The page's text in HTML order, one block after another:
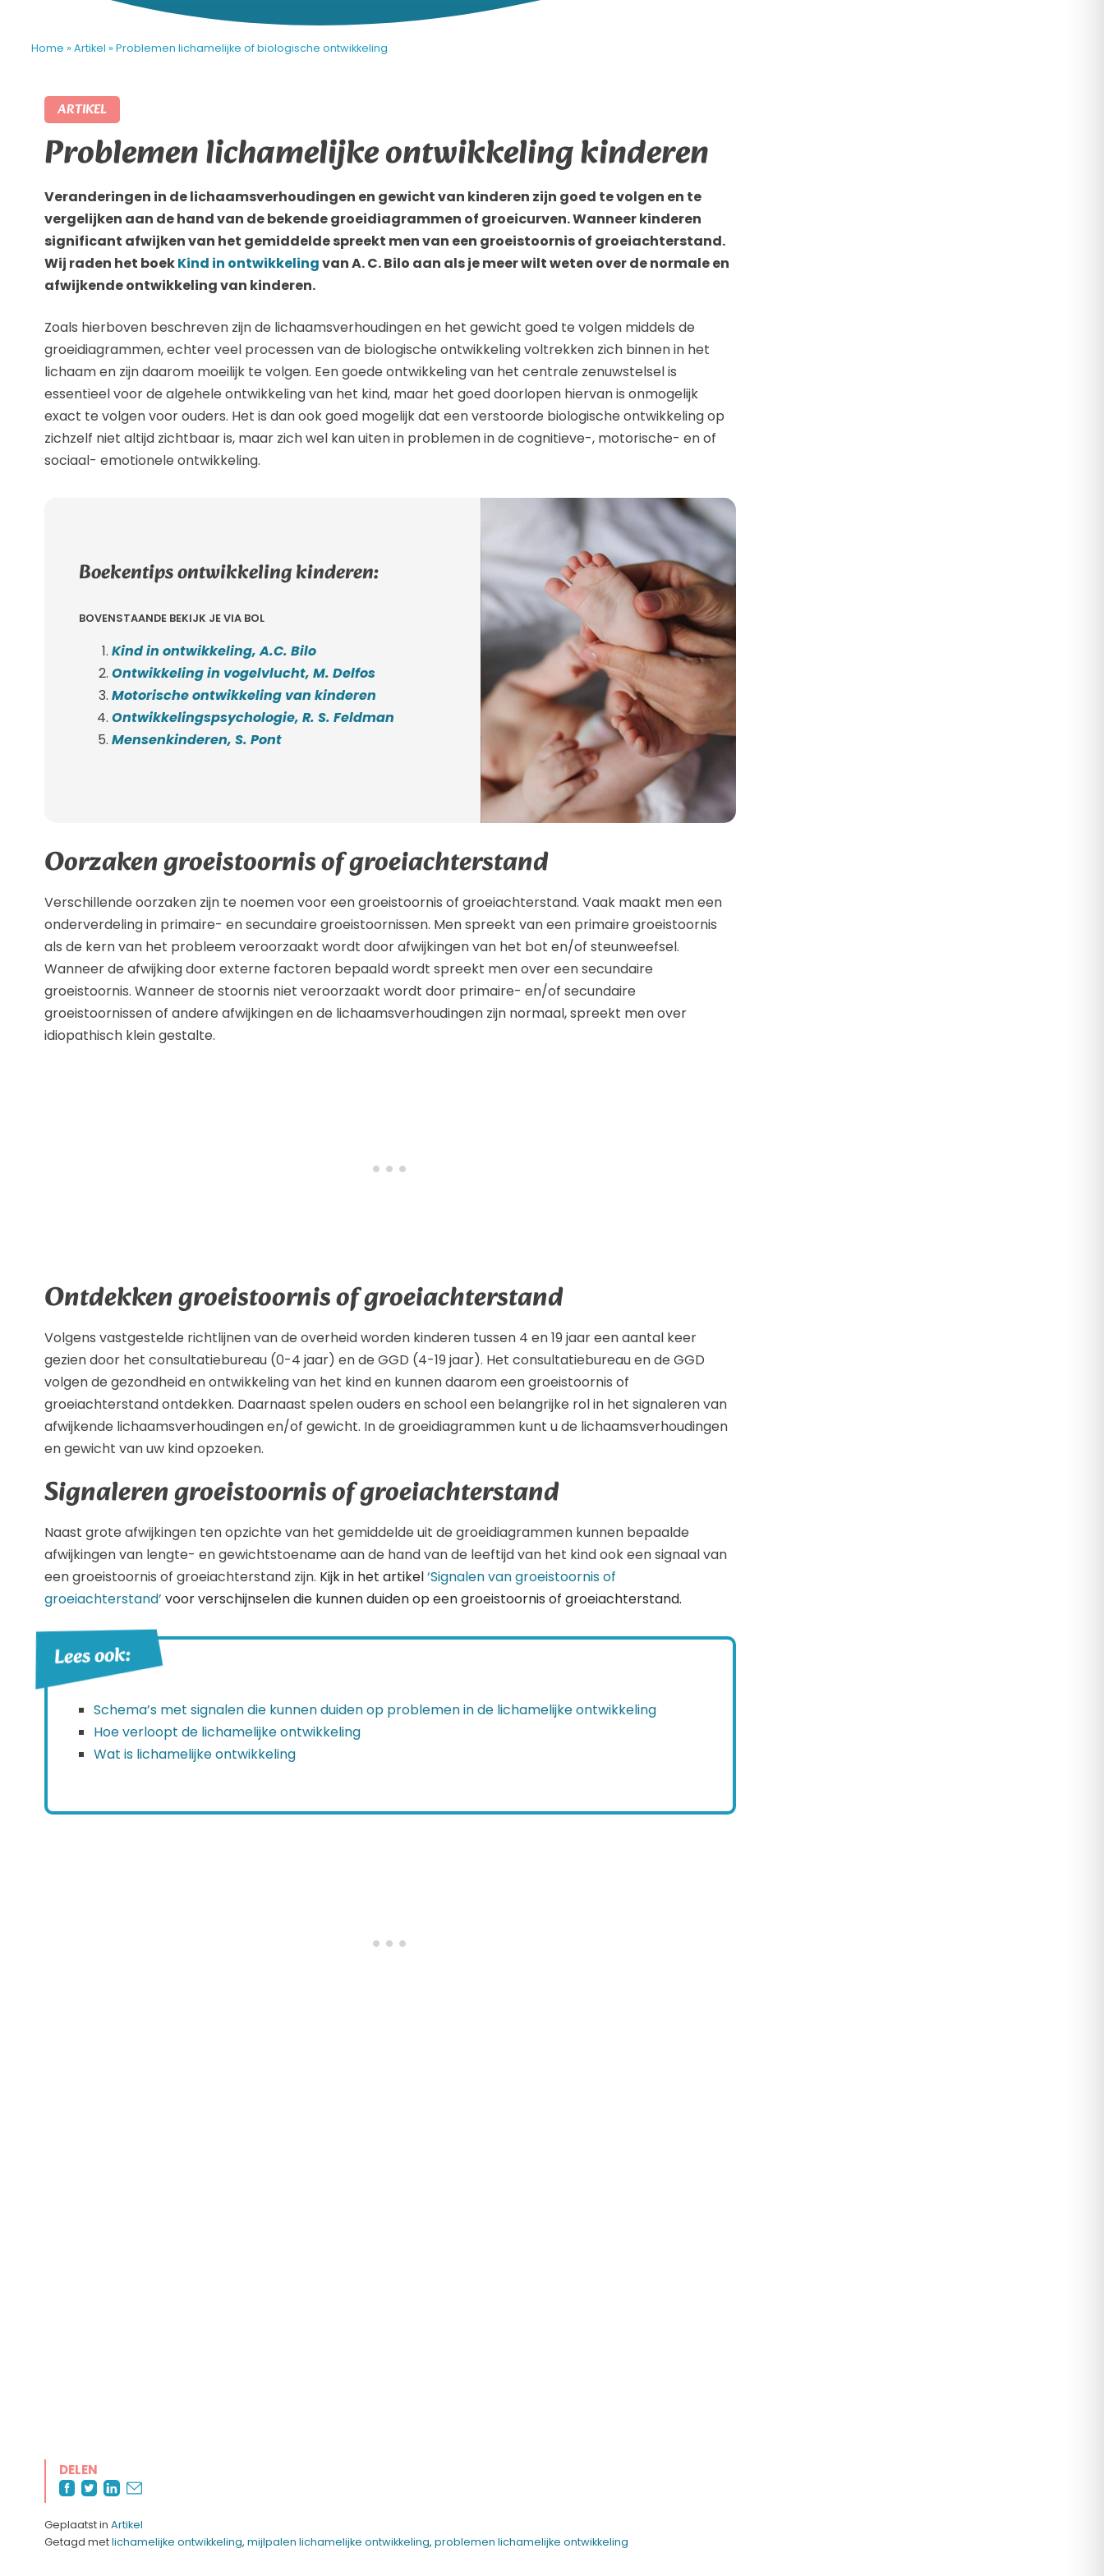
Home » Artikel » Problemen lichamelijke of biologische ontwikkeling
ARTIKEL
Problemen lichamelijke ontwikkeling kinderen
Veranderingen in de lichaamsverhoudingen en gewicht van kinderen zijn goed te volgen en te
vergelijken aan de hand van de bekende groeidiagrammen of groeicurven. Wanneer kinderen
significant afwijken van het gemiddelde spreekt men van een groeistoornis of groeiachterstand.
Wij raden het boekKind in ontwikkelingvan A. C. Bilo aan als je meer wilt weten over de normale en
afwijkende ontwikkeling van kinderen.
Zoals hierboven beschreven zijn de lichaamsverhoudingen en het gewicht goed te volgen middels de
groeidiagrammen, echter veel processen van de biologische ontwikkeling voltrekken zich binnen in het
lichaam en zijn daarom moeilijk te volgen. Een goede ontwikkeling van het centrale zenuwstelsel is
essentieel voor de algehele ontwikkeling van het kind, maar het goed doorlopen hiervan is onmogelijk
exact te volgen voor ouders. Het is dan ook goed mogelijk dat een verstoorde biologische ontwikkeling op
zichzelf niet altijd zichtbaar is, maar zich wel kan uiten in problemen in de cognitieve-, motorische- en of
sociaal- emotionele ontwikkeling.
Boekentips ontwikkeling kinderen:
BOVENSTAANDE BEKIJK JE VIA BOL
Kind in ontwikkeling, A.C. Bilo
Ontwikkeling in vogelvlucht, M. Delfos
Motorische ontwikkeling van kinderen
Ontwikkelingspsychologie, R. S. Feldman
Mensenkinderen, S. Pont
Oorzaken groeistoornis of groeiachterstand
Verschillende oorzaken zijn te noemen voor een groeistoornis of groeiachterstand. Vaak maakt men een
onderverdeling in primaire- en secundaire groeistoornissen. Men spreekt van een primaire groeistoornis
als de kern van het probleem veroorzaakt wordt door afwijkingen van het bot en/of steunweefsel.
Wanneer de afwijking door externe factoren bepaald wordt spreekt men over een secundaire
groeistoornis. Wanneer de stoornis niet veroorzaakt wordt door primaire- en/of secundaire
groeistoornissen of andere afwijkingen en de lichaamsverhoudingen zijn normaal, spreekt men over
idiopathisch klein gestalte.
Ontdekken groeistoornis of groeiachterstand
Volgens vastgestelde richtlijnen van de overheid worden kinderen tussen 4 en 19 jaar een aantal keer
gezien door het consultatiebureau (0-4 jaar) en de GGD (4-19 jaar). Het consultatiebureau en de GGD
volgen de gezondheid en ontwikkeling van het kind en kunnen daarom een groeistoornis of
groeiachterstand ontdekken. Daarnaast spelen ouders en school een belangrijke rol in het signaleren van
afwijkende lichaamsverhoudingen en/of gewicht. In de groeidiagrammen kunt u de lichaamsverhoudingen
en gewicht van uw kind opzoeken.
Signaleren groeistoornis of groeiachterstand
Naast grote afwijkingen ten opzichte van het gemiddelde uit de groeidiagrammen kunnen bepaalde
afwijkingen van lengte- en gewichtstoename aan de hand van de leeftijd van het kind ook een signaal van
een groeistoornis of groeiachterstand zijn. Kijk in het artikel‘Signalen van groeistoornis of
groeiachterstand’ voor verschijnselen die kunnen duiden op een groeistoornis of groeiachterstand.
Lees ook:
Schema’s met signalen die kunnen duiden op problemen in de lichamelijke ontwikkeling
Hoe verloopt de lichamelijke ontwikkeling
Wat is lichamelijke ontwikkeling
DELEN
Geplaatst in Artikel
Getagd metlichamelijke ontwikkeling, mijlpalen lichamelijke ontwikkeling, problemen lichamelijke ontwikkeling